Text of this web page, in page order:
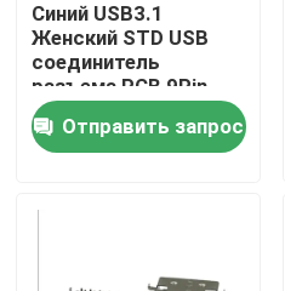
Дом
Синий USB3.1
Женский STD USB
соединитель
разъема PCB 9Pin
Отправить запрос